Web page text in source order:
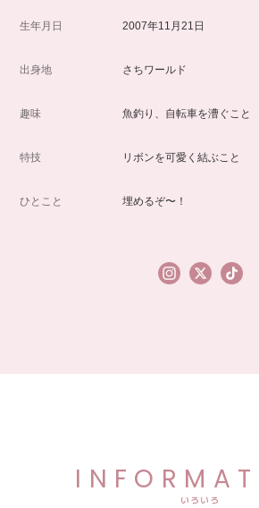
生年月日 2007年11月21日
出身地 さちワールド
趣味 魚釣り、自転車を漕ぐこと
特技 リボンを可愛く結ぶこと
ひとこと 埋めるぞ〜！
いろいろ